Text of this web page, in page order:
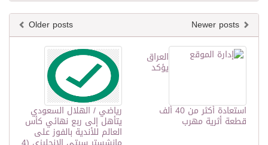
Older posts
رياضي / الهلال السعودي
يتأهل إلى ربع نهائي كأس
العالم للأندية بالفوز على
العراق
يؤكد
استعادة أكثر من 40 ألف
قطعة أثرية مهرب